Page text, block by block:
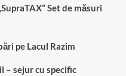
Set de măsuri
pe Lacul Razim
– sejur cu specific